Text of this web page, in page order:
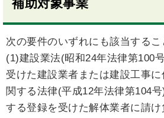
補助対象事業
次の要件のいずれにも該当するこ
(1)建設業法(昭和24年法律第100
受けた建設業者または建設工事
関する法律(平成12年法律第104
する登録を受けた解体業者に請